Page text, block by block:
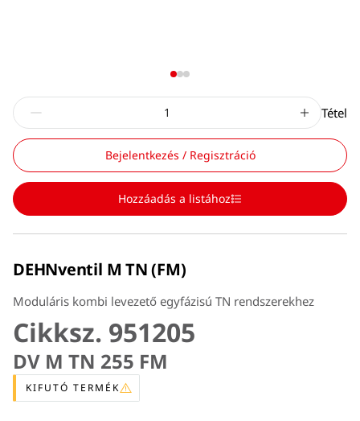
Tétel
Bejelentkezés / Regisztráció
Hozzáadás a listához
DEHNventil M TN (FM)
Moduláris kombi levezető egyfázisú TN rendszerekhez
Cikksz. 951205
DV M TN 255 FM
KIFUTÓ TERMÉK